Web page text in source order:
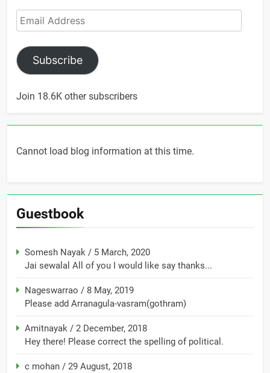
Email
Address
Subscribe
Join 18.6K other subscribers
Cannot load blog information at this time.
Guestbook
Somesh Nayak / 5 March, 2020
Jai sewalal All of you I would like say thanks...
Nageswarrao / 8 May, 2019
Please add Arranagula-vasram(gothram)
Amitnayak / 2 December, 2018
Hey there! Please correct the spelling of political.
c mohan / 29 August, 2018